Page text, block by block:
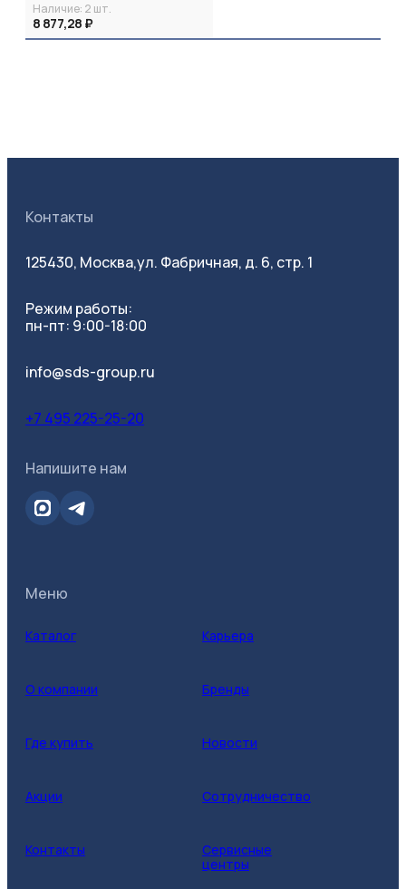
Наличие: 2 шт.
8 877,28 ₽
Контакты
125430, Москва,ул. Фабричная, д. 6, стр. 1
Режим работы:
пн-пт: 9:00-18:00
info@sds-group.ru
+7 495 225-25-20
Напишите нам
Меню
Каталог Карьера
О компании Бренды
Где купить Новости
Акции Сотрудничество
Контакты
Сервисные
центры